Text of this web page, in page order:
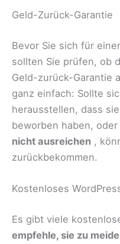
Geld-Zurück-Garantie
Bevor Sie sich für
sollten Sie prüfen, ob
Geld-zurück-Garantie
ganz einfach: Sollte
herausstellen, dass
beworben haben, oder
nicht ausreichen ,
zurückbekommen.
Kostenloses
Es gibt viele
empfehle, sie zu